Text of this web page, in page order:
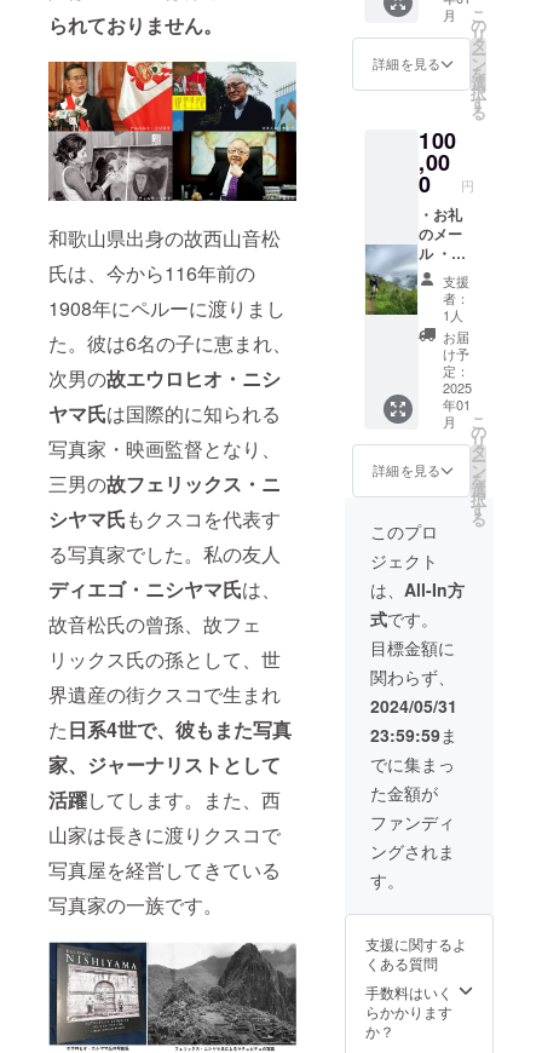
られておりません。
和歌山県出身の故西山音松
氏は、今から116年前の
1908年にペルーに渡りまし
た。彼は6名の子に恵まれ、
次男の故エウロヒオ・ニシ
ヤマ氏は国際的に知られる
写真家・映画監督となり、
三男の故フェリックス・ニ
シヤマ氏もクスコを代表す
る写真家でした。私の友人
ディエゴ・ニシヤマ氏は、
故音松氏の曾孫、故フェ
リックス氏の孫として、世
界遺産の街クスコで生まれ
た日系4世で、彼もまた写真
家、ジャーナリストとして
活躍してします。また、西
山家は長きに渡りクスコで
写真屋を経営してきている
写真家の一族です。
援者と
しての
名前掲
2024年
12月頃
に動画
作品
（仮
題：ニ
シヤマ
家の日
本ルー
ツ探
し）が
完成
後、作
品が存
続する
限り掲
載
掲載方
後に後
援者の
リスト
に文字
のみ掲
載。1も
しくは2
画面を
全後援
者で分
配。
（掲載
サイズ
は後援
者の数
によ
る）
名
法：支
援時、
必ず備
考欄に
掲載を
希望さ
・ディ
エゴ・
ニシヤ
マ氏に
よるデ
写真集
・動画
作品に
後援者
として
の名前
掲載
掲
載期
間：
2024年
12月頃
に動画
作品
（仮
題：ニ
シヤマ
家の日
本ルー
ツ探
し）が
完成
後、作
品が存
続する
限り掲
載
掲載方
法：映
像の最
後に後
援者の
リスト
に文字
のみ掲
載。1も
しくは2
画面を
配。
サイズ
は後援
者の数
によ
る）
月
詳細を見る
こ
の
リ
タ
ー
ン
を
選
択
す
る
100
,00
0 円
・お礼
のメー
ル ・
ディエ
ゴ・ニ
シヤマ
氏の写
真によ
るポス
トカー
ドｘ10
・クス
コ在住
のデザ
イナー
（ペ
ルー日
系人協
会の日
本語学
習者）
が作成
した
トート
バッグ
（33cm
x
34cm）
ｘ1 ・
ディエ
ゴ・ニ
シヤマ
氏によ
るデジ
ディエ
シヤマ
氏によ
る写真
撮影
（東京
支援
者：
1人
お届
け予
定：
2025
年01
月
詳細を見る
こ
の
リ
タ
ー
ン
を
選
択
す
る
このプロ
ジェクト
は、 All-In方
式です。
目標金額に
関わらず、
2024/05/31
23:59:59ま
でに集まっ
た金額が
ファンディ
ングされま
す。
支援に関するよ
くある質問
手数料はいく
らかかります
か？